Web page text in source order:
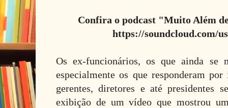
Confira o podcast "Muito Além
https://soundcloud.com/
Os ex-funcionários, os que ainda se
especialmente os que responderam
gerentes, diretores e até presidentes
exibição de um vídeo que mostrou